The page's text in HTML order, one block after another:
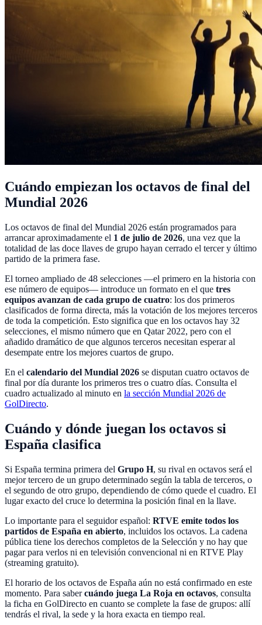
Cuándo empiezan los octavos de final del
Mundial 2026
Los octavos de final del Mundial 2026 están programados para
arrancar aproximadamente el 1 de julio de 2026, una vez que la
totalidad de las doce llaves de grupo hayan cerrado el tercer y último
partido de la primera fase.
El torneo ampliado de 48 selecciones —el primero en la historia con
ese número de equipos— introduce un formato en el que tres
equipos avanzan de cada grupo de cuatro: los dos primeros
clasificados de forma directa, más la votación de los mejores terceros
de toda la competición. Esto significa que en los octavos hay 32
selecciones, el mismo número que en Qatar 2022, pero con el
añadido dramático de que algunos terceros necesitan esperar al
desempate entre los mejores cuartos de grupo.
En el calendario del Mundial 2026 se disputan cuatro octavos de
final por día durante los primeros tres o cuatro días. Consulta el
cuadro actualizado al minuto en la sección Mundial 2026 de
GolDirecto.
Cuándo y dónde juegan los octavos si
España clasifica
Si España termina primera del Grupo H, su rival en octavos será el
mejor tercero de un grupo determinado según la tabla de terceros, o
el segundo de otro grupo, dependiendo de cómo quede el cuadro. El
lugar exacto del cruce lo determina la posición final en la llave.
Lo importante para el seguidor español: RTVE emite todos los
partidos de España en abierto, incluidos los octavos. La cadena
pública tiene los derechos completos de la Selección y no hay que
pagar para verlos ni en televisión convencional ni en RTVE Play
(streaming gratuito).
El horario de los octavos de España aún no está confirmado en este
momento. Para sabercuándo juega La Roja en octavos, consulta
la ficha en GolDirecto en cuanto se complete la fase de grupos: allí
tendrás el rival, la sede y la hora exacta en tiempo real.